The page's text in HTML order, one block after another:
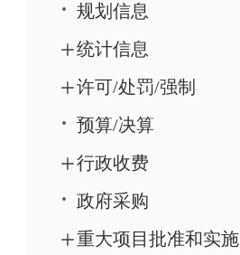
规划信息
统计信息
许可/处罚/强制
预算/决算
行政收费
政府采购
重大项目批准和实施